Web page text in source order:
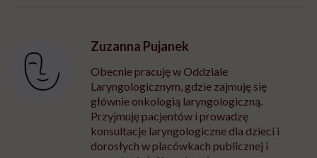
Zuzanna Pujanek
Obecnie pracuję w Oddziale
Laryngologicznym, gdzie zajmuję się
głównie onkologią laryngologiczną.
Przyjmuję pacjentów i prowadzę
konsultacje laryngologiczne dla dzieci i
dorosłych w placówkach publicznej i